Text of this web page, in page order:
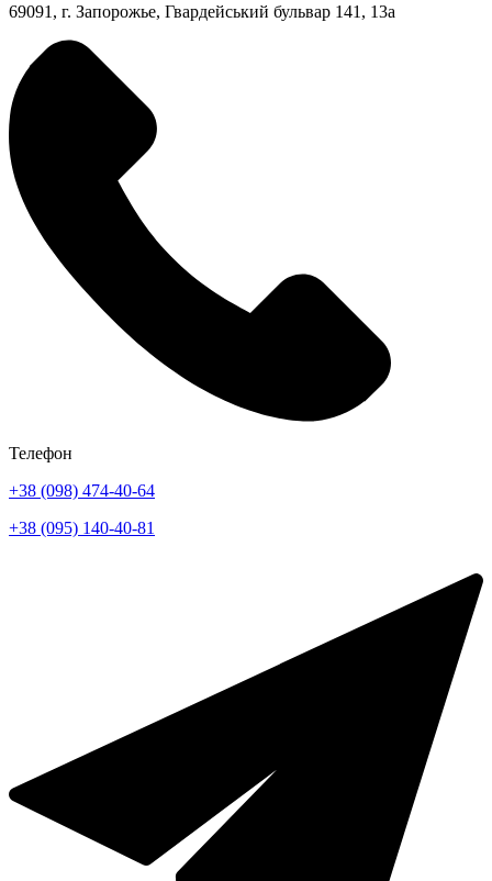
69091, г. Запорожье, Гвардейський бульвар 141, 13а
Телефон
+38 (098) 474-40-64
+38 (095) 140-40-81